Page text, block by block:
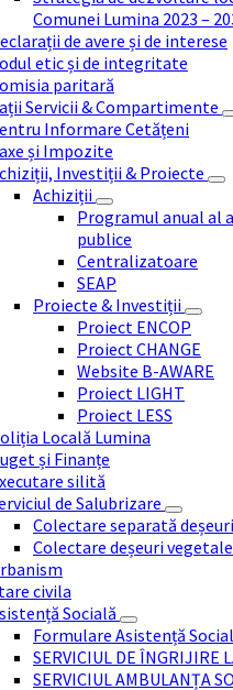
Comunei Lumina 2023 –
de avere și de interese
etic și de integritate
paritară
Servicii & Compartimente
Informare Cetățeni
și Impozite
Investiții & Proiecte
Achiziții
Programul anual al
publice
Centralizatoare
SEAP
Proiecte & Investiții
Proiect ENCOP
Proiect CHANGE
Website B-AWARE
Proiect LIGHT
Proiect LESS
Locală Lumina
și Finanțe
silită
de Salubrizare
Colectare separată deșeuri
Colectare deșeuri vegetale
civila
Socială
Formulare Asistență
SERVICIUL DE ÎNGRIJIRE
SERVICIUL AMBULANȚA